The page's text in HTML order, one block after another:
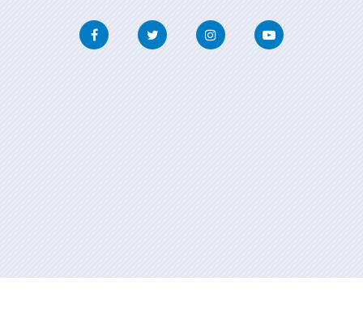
FacebookTwitter InstagramYoutube